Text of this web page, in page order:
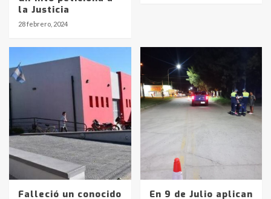
la Justicia
28 febrero, 2024
Falleció un conocido
En 9 de Julio aplican
en la mañana del lunes
4
Accidente en Ruta 5: falleció un
joven de Trenque Lauquen
Los precios de los combustibles en
La Pampa, desde YPF hasta Axion
entre 857 a 1338 pesos